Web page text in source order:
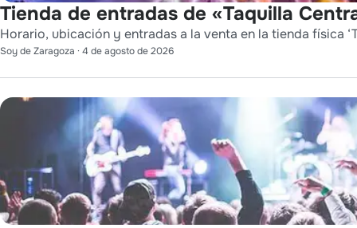
Tienda de entradas de «Taquilla
Horario, ubicación y entradas a la venta en la tienda física
Soy de Zaragoza · 4 de agosto de 2026